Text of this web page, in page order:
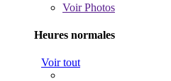
VoirPhotos
Heures normales
Voir tout